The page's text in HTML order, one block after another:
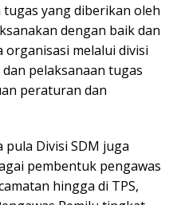
yang diberikan oleh
dengan baik dan
melalui divisi
pelaksanaan tugas
peraturan dan
Divisi SDM juga
pembentuk pengawas
hingga di TPS,